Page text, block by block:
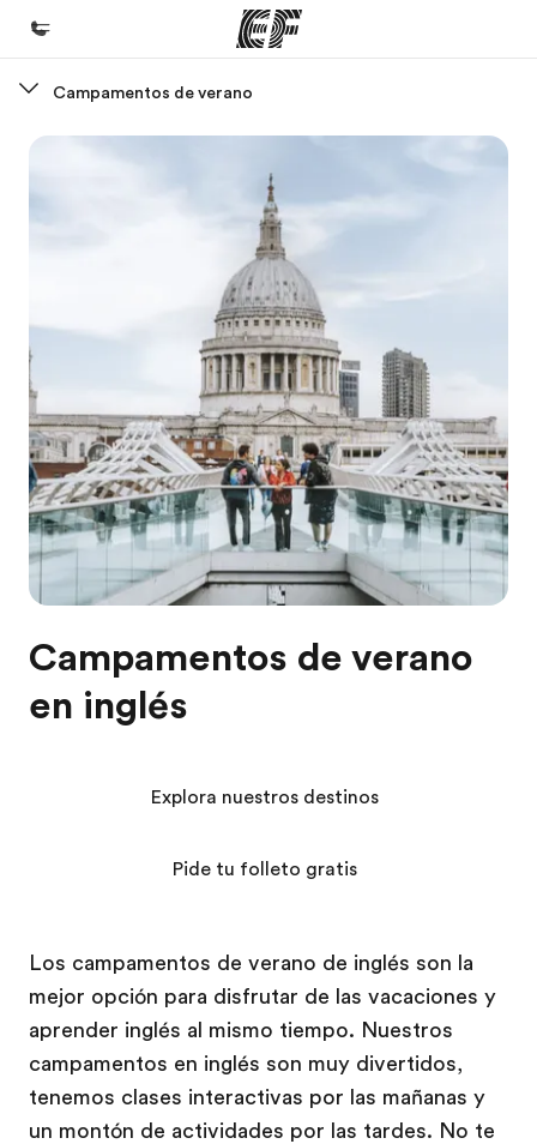
Encuentra una oficina
Sobre nosotros
Quiénes somos
Trabajos
Únete al equipo
Campamentos de verano
Campamentos de verano
en inglés
Los campamentos de verano de inglés son la
mejor opción para disfrutar de las vacaciones y
aprender inglés al mismo tiempo. Nuestros
campamentos en inglés son muy divertidos,
tenemos clases interactivas por las mañanas y
un montón de actividades por las tardes. No te
Explora nuestros destinos
Pide tu folleto gratis